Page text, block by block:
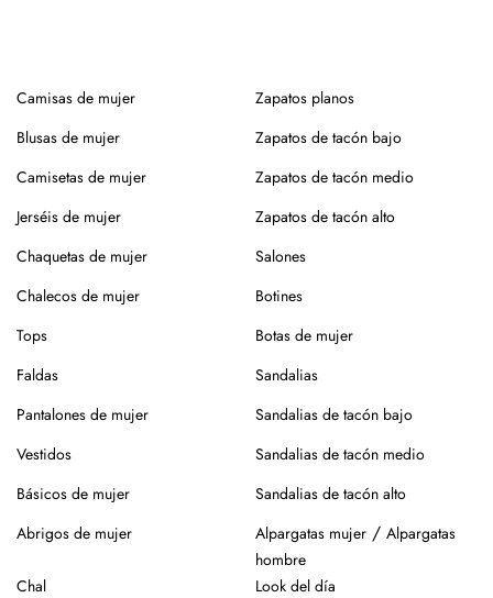
Camisas de mujer
Blusas de mujer
Camisetas de mujer
Jerséis de mujer
Chaquetas de mujer
Chalecos de mujer
Tops
Faldas
Pantalones de mujer
Vestidos
Básicos de mujer
Abrigos de mujer
Zapatos planos
Zapatos de tacón bajo
Zapatos de tacón medio
Zapatos de tacón alto
Salones
Botines
Botas de mujer
Sandalias
Sandalias de tacón bajo
Sandalias de tacón medio
Sandalias de tacón alto
Alpargatas mujer / Alpargatas
hombre
Chal
Look del día